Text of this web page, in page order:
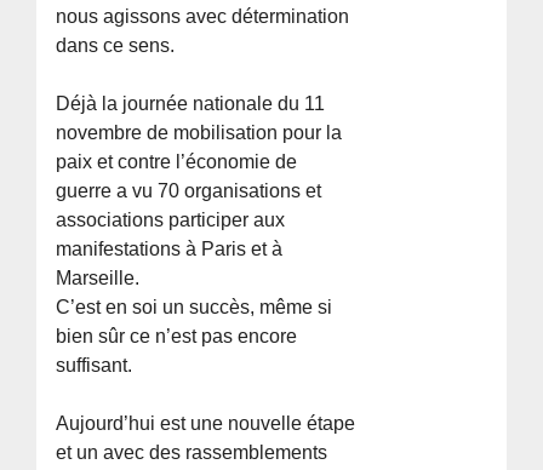
nous agissons avec détermination
dans ce sens.
Déjà la journée nationale du 11
novembre de mobilisation pour la
paix et contre l’économie de
guerre a vu 70 organisations et
associations participer aux
manifestations à Paris et à
Marseille.
C’est en soi un succès, même si
bien sûr ce n’est pas encore
suffisant.
Aujourd’hui est une nouvelle étape
et un avec des rassemblements